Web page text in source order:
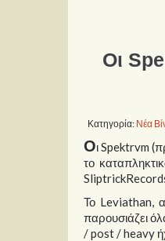
Οι
Κατηγορία: Νέα
Οι Spektrvm
το
Το Leviathan,
παρουσιάζει
/ post / heavy